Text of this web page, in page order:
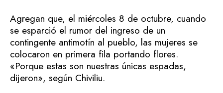
Agregan que, el miércoles 8 de octubre, cuando
se esparció el rumor del ingreso de un
contingente antimotín al pueblo, las mujeres se
colocaron en primera fila portando flores.
«Porque estas son nuestras únicas espadas,
dijeron», según Chiviliu.